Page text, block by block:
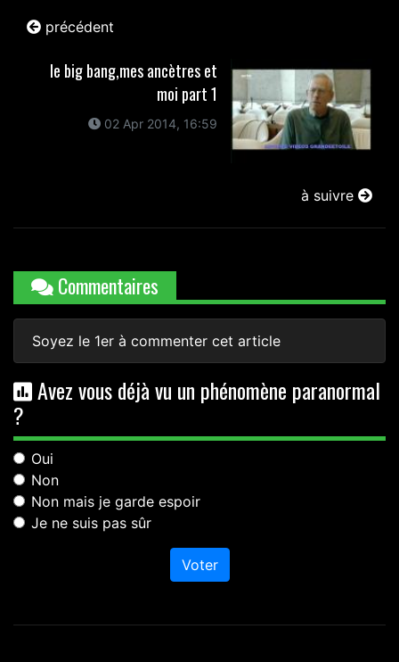
précédent
le big bang,mes ancètres et
moi part 1
02 Apr 2014, 16:59
à suivre
Commentaires
Soyez le 1er à commenter cet article
Avez vous déjà vu un phénomène paranormal
?
Oui
Non
Non mais je garde espoir
Je ne suis pas sûr
Voter